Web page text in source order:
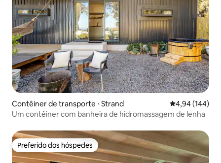
Contêiner de transporte ⋅ Strand 4,94 de uma
4,94 (144)
Um contêiner com banheira de hidromassagem de lenha
Preferido dos hóspedes
Preferido dos hóspedes